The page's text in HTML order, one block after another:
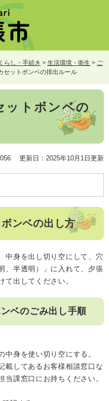
くらし・手続き > 生活環境・衛生 > ご
セットボンベの排出ルール
ットボンベの
更新日：2025年10月1日更新
ンベの出し方
中身を出し切り空にして、穴
、半透明）」に入れて、夕張
て出してください。
ベのごみ出し手順
身を使い切り空にする。
してあるお客様相談窓口な
当課窓口にお持ちください。